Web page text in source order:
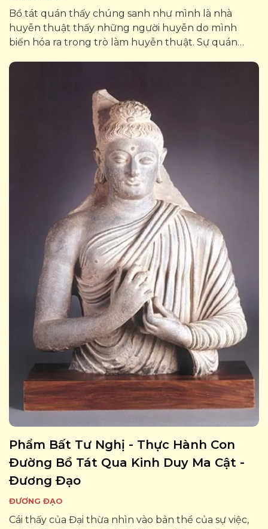
Bồ tát quán thấy chúng sanh như mình là nhà
huyễn thuật thấy những người huyễn do mình
biến hóa ra trong trò làm huyễn thuật. Sự quán
Định và Huệ trong một thời gian lâu – lâu mau tùy...
Phẩm Bất Tư Nghị - Thực Hành Con
Đường Bồ Tát Qua Kinh Duy Ma Cật -
Đương Đạo
ĐƯƠNG ĐẠO
Cái thấy của Đại thừa nhìn vào bản thể của sự việc,